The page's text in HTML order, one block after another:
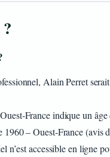
Alain Perret
indique un
1960 – Ouest‑France (avis
n’est accessible en ligne